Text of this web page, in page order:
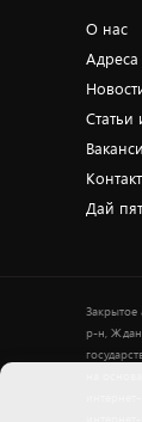
О нас
Дай
р-н,